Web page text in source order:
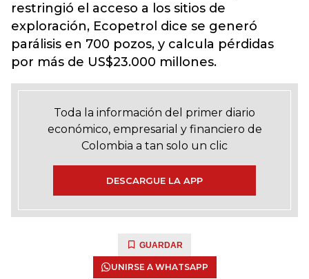
restringió el acceso a los sitios de
exploración, Ecopetrol dice se generó
parálisis en 700 pozos, y calcula pérdidas
por más de US$23.000 millones.
Toda la información del primer diario
económico, empresarial y financiero de
Colombia a tan solo un clic
DESCARGUE LA APP
GUARDAR
UNIRSE A WHATSAPP